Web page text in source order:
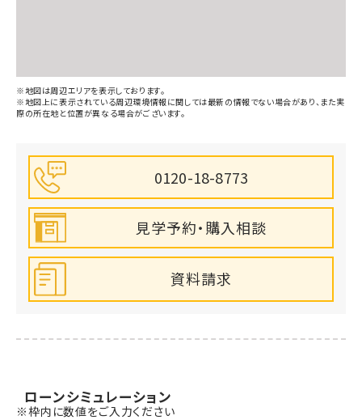
※地図は周辺エリアを表示しております。
※地図上に表示されている周辺環境情報に関しては最新の情報でない場合があり、また実
際の所在地と位置が異なる場合がございます。
0120-18-8773
見学予約・購入相談
資料請求
ローンシミュレーション
※枠内に数値をご入力ください